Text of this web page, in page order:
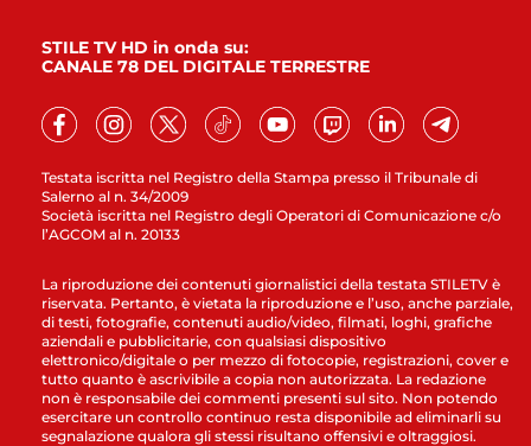
Testata iscritta nel Registro della Stampa presso il Tribunale di
Salerno al n. 34/2009
Società iscritta nel Registro degli Operatori di Comunicazione c/o
l’AGCOM al n. 20133
STILE TV HD in onda su:
CANALE 78 DEL DIGITALE TERRESTRE
La riproduzione dei contenuti giornalistici della testata STILETV è
riservata. Pertanto, è vietata la riproduzione e l’uso, anche parziale,
di testi, fotografie, contenuti audio/video, filmati, loghi, grafiche
aziendali e pubblicitarie, con qualsiasi dispositivo
elettronico/digitale o per mezzo di fotocopie, registrazioni, cover e
tutto quanto è ascrivibile a copia non autorizzata. La redazione
non è responsabile dei commenti presenti sul sito. Non potendo
esercitare un controllo continuo resta disponibile ad eliminarli su
segnalazione qualora gli stessi risultano offensivi e oltraggiosi.